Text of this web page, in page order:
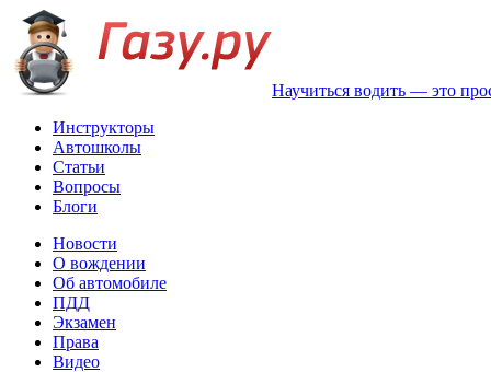
Научиться водить — это
Инструкторы
Автошколы
Статьи
Вопросы
Блоги
Новости
О вождении
Об автомобиле
ПДД
Экзамен
Права
Видео